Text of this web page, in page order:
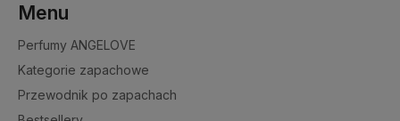
Menu
Perfumy ANGELOVE
Kategorie zapachowe
Przewodnik po zapachach